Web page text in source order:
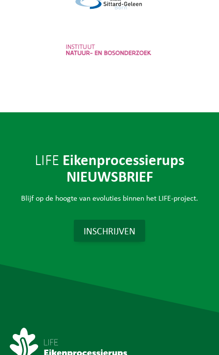
LIFE Eikenprocessierups
NIEUWSBRIEF
Blijf op de hoogte van evoluties binnen het LIFE-project.
INSCHRIJVEN